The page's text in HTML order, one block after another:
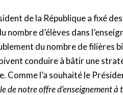
de la République a fixé
nombre d’élèves dans
du nombre de filières
conduire à bâtir une
Comme l’a souhaité le
de notre offre d’enseignement à